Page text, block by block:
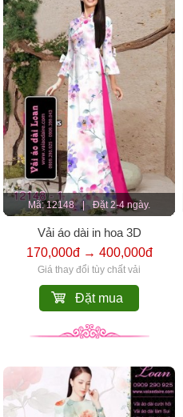
Mã: 12148 | Đặt 2-4 ngày.
Vải áo dài in hoa 3D
170,000đ → 400,000đ
Giá thay đổi tùy chất vải
Đặt mua